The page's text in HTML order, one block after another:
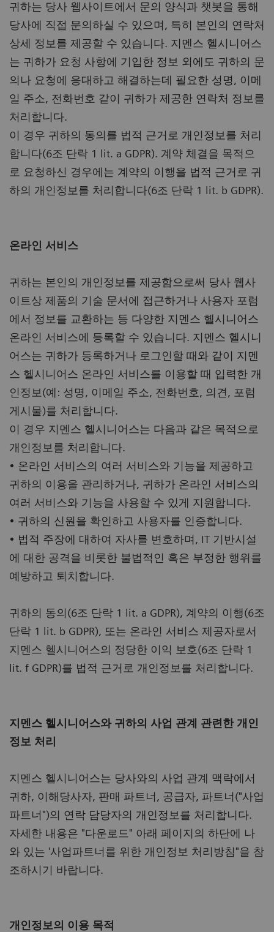
귀하는 당사 웹사이트에서 문의 양식과 챗봇을 통해
당사에 직접 문의하실 수 있으며, 특히 본인의 연락처
상세 정보를 제공할 수 있습니다. 지멘스 헬시니어스
는 귀하가 요청 사항에 기입한 정보 외에도 귀하의 문
의나 요청에 응대하고 해결하는데 필요한 성명, 이메
일 주소, 전화번호 같이 귀하가 제공한 연락처 정보를
처리합니다.
이 경우 귀하의 동의를 법적 근거로 개인정보를 처리
합니다(6조 단락 1 lit. a GDPR). 계약 체결을 목적으
로 요청하신 경우에는 계약의 이행을 법적 근거로 귀
하의 개인정보를 처리합니다(6조 단락 1 lit. b GDPR).
온라인 서비스
귀하는 본인의 개인정보를 제공함으로써 당사 웹사
이트상 제품의 기술 문서에 접근하거나 사용자 포럼
에서 정보를 교환하는 등 다양한 지멘스 헬시니어스
온라인 서비스에 등록할 수 있습니다. 지멘스 헬시니
어스는 귀하가 등록하거나 로그인할 때와 같이 지멘
스 헬시니어스 온라인 서비스를 이용할 때 입력한 개
인정보(예: 성명, 이메일 주소, 전화번호, 의견, 포럼
게시물)를 처리합니다.
이 경우 지멘스 헬시니어스는 다음과 같은 목적으로
개인정보를 처리합니다.
• 온라인 서비스의 여러 서비스와 기능을 제공하고
귀하의 이용을 관리하거나, 귀하가 온라인 서비스의
여러 서비스와 기능을 사용할 수 있게 지원합니다.
• 귀하의 신원을 확인하고 사용자를 인증합니다.
• 법적 주장에 대하여 자사를 변호하며, IT 기반시설
에 대한 공격을 비롯한 불법적인 혹은 부정한 행위를
예방하고 퇴치합니다.
귀하의 동의(6조 단락 1 lit. a GDPR), 계약의 이행(6조
단락 1 lit. b GDPR), 또는 온라인 서비스 제공자로서
지멘스 헬시니어스의 정당한 이익 보호(6조 단락 1
lit. f GDPR)를 법적 근거로 개인정보를 처리합니다.
지멘스 헬시니어스와 귀하의 사업 관계 관련한 개인
정보 처리
지멘스 헬시니어스는 당사와의 사업 관계 맥락에서
귀하, 이해당사자, 판매 파트너, 공급자, 파트너("사업
파트너")의 연락 담당자의 개인정보를 처리합니다.
자세한 내용은 "다운로드" 아래 페이지의 하단에 나
와 있는 '사업파트너를 위한 개인정보 처리방침"을 참
조하시기 바랍니다.
개인정보의 이용 목적